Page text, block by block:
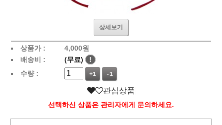
상세보기
상품가 : 4,000원
배송비 :
(무료)
!
수량 :
+1 -1
관심상품
선택하신 상품은 관리자에게 문의하세요.